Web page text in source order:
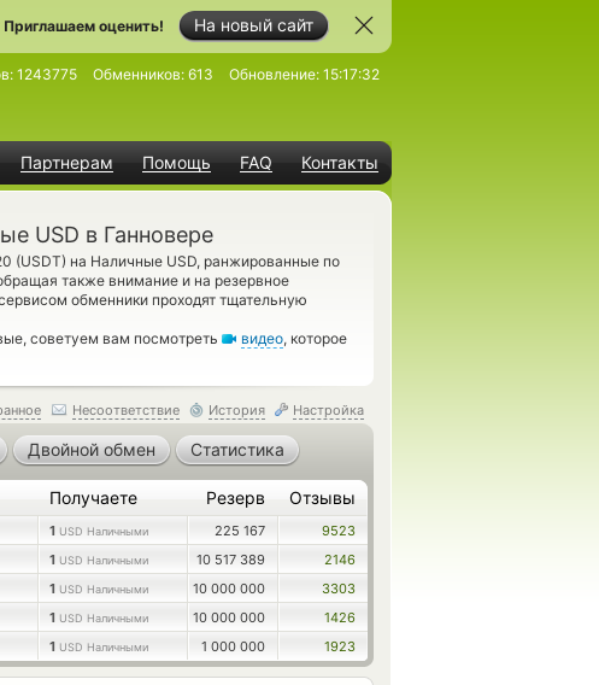
На новый сайт
оценить!
Партнерам Помощь FAQ Контакты
1243775 Обменников: 613 Обновление: 15:17:32
USD в Ганновере
(USDT) на Наличные USD, ранжированные по
также внимание и на резервное
обменники проходят тщательную
советуем вам посмотреть
видео, которое
Несоответствие История Настройка
Двойной обмен Статистика
Получаете Резерв Отзывы
1 USD Наличными 225 167
9523
1 USD Наличными 10 517 389
2146
1 USD Наличными 10 000 000
3303
1 USD Наличными 10 000 000
1426
1 USD Наличными 1 000 000 1923